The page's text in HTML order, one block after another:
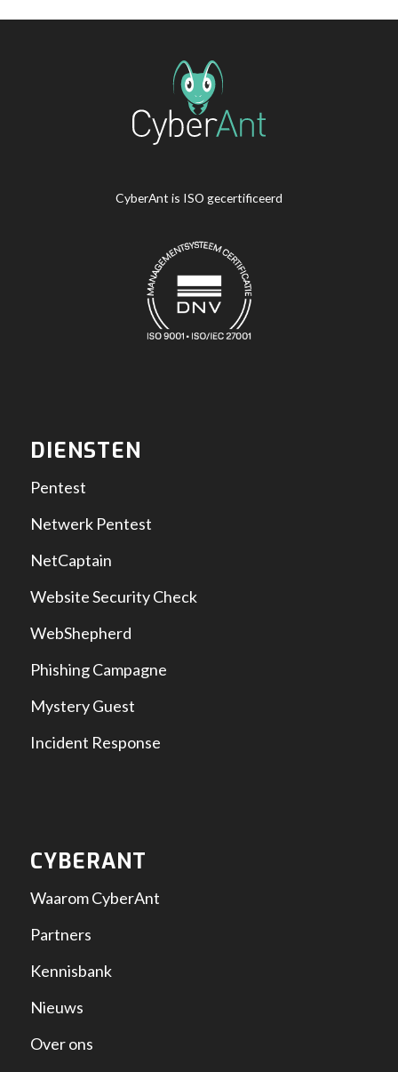
CyberAnt is ISO gecertificeerd
DIENSTEN
Pentest
Netwerk Pentest
NetCaptain
Website Security Check
WebShepherd
Phishing Campagne
Mystery Guest
Incident Response
CYBERANT
Waarom CyberAnt
Partners
Kennisbank
Nieuws
Over ons